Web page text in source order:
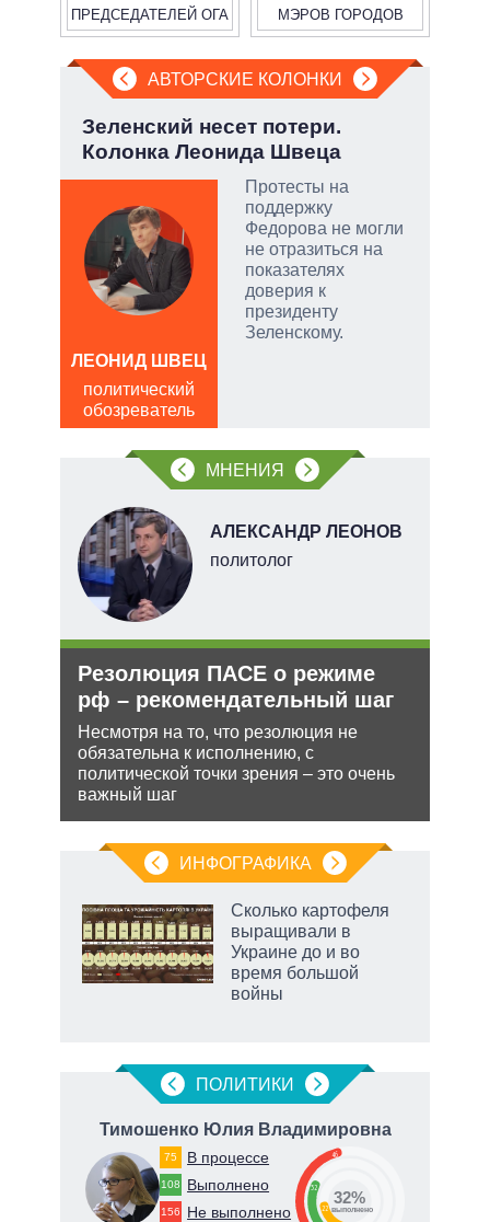
ПРЕДСЕДАТЕЛЕЙ ОГА МЭРОВ ГОРОДОВ
АВТОРСКИЕ КОЛОНКИ
Зеленский несет потери.
Колонка Леонида Швеца
Протесты на
поддержку
Федорова не могли
не отразиться на
показателях
доверия к
президенту
Зеленскому.
ЛЕОНИД ШВЕЦ
политический
обозреватель
МНЕНИЯ
АЛЕКСАНДР ЛЕОНОВ
политолог
Резолюция ПАСЕ о режиме
рф – рекомендательный шаг
Несмотря на то, что резолюция не
обязательна к исполнению, с
политической точки зрения – это очень
важный шаг
ИНФОГРАФИКА
Сколько картофеля
выращивали в
Украине до и во
время большой
войны
ПОЛИТИКИ
Тимошенко Юлия Владимировна
75 В процессе
108 Выполнено
156 Не выполнено
46
32
22
32%
выполнено